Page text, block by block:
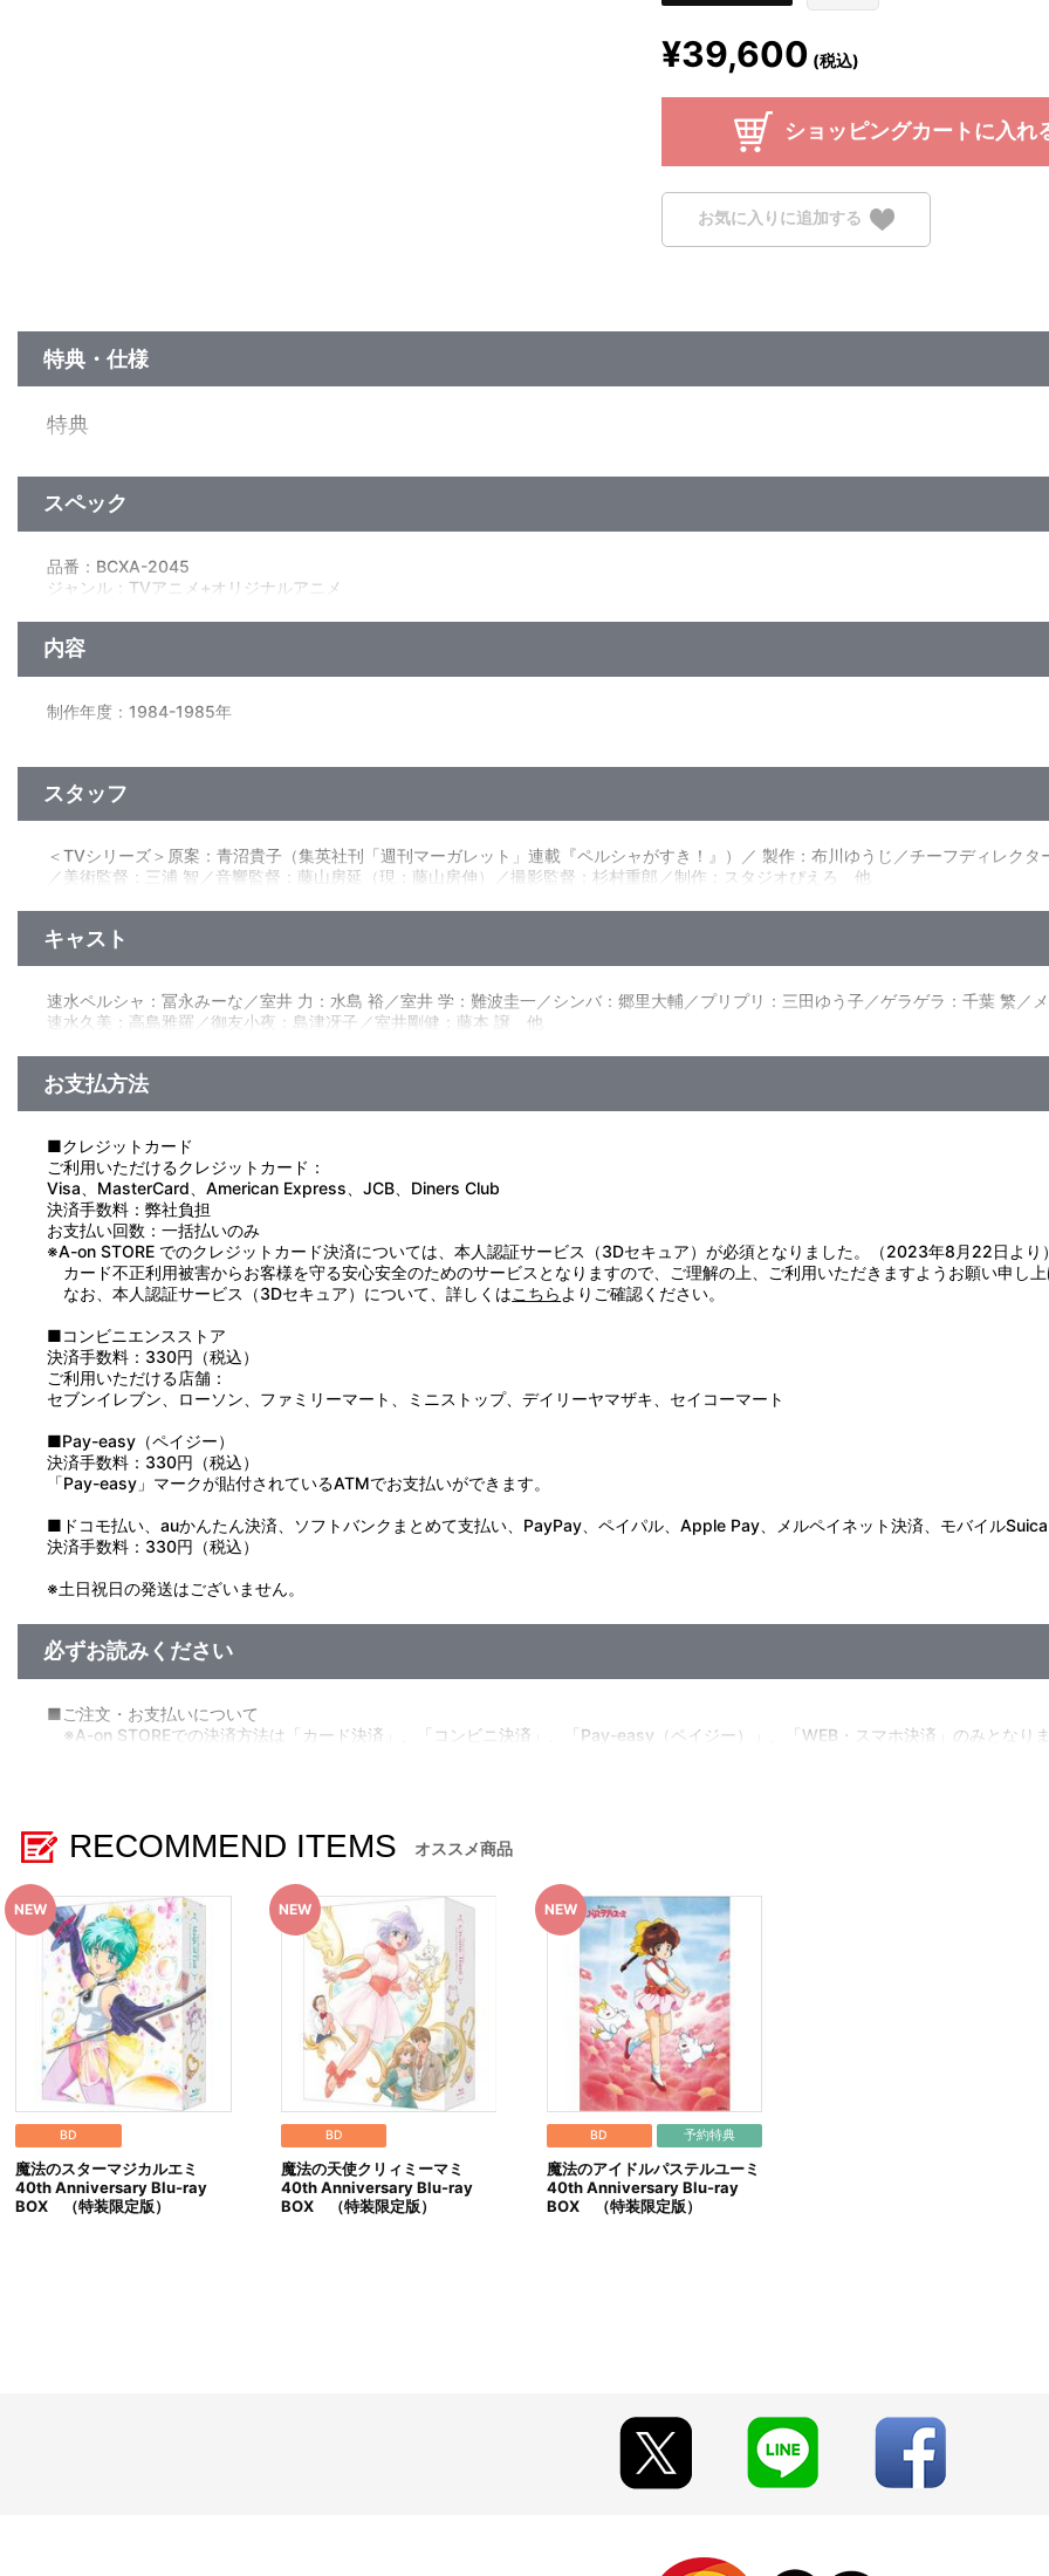
¥39,600 (税込)
ショッピングカートに入れ
お気に入りに追加する
特典・仕様
特典
特典
ノンテロップOP・ED集
「ＥＳＣＡＰＥ！」＜ミュージッククリップ＞
「回転木馬」＜1987年制作 OVA＞
DISC2 第14話「想い出はセピア色に」 出演：冨永みーな、水島 裕、難波圭一
DISC3 第24話「あみかけのセーター」 出演：冨永みーな、水島 裕、島津冴子
DISC6 第45話「涙は春風に乗って」 出演：冨永みーな、水島 裕、難波圭一
第48話（最終話）「ペルシャが好き！」 出演：冨永みーな、水島 裕、難波圭一
他、仕様
キャラクターデザイン：岸 義之描き下ろしイラスト使用くるみBOX＆インナージャケット
スペック
品番：BCXA-2045
ジャンル：TVアニメ+オリジナルアニメ
特典ディスク：リニアPCM（モノラル・一部ステレオ）／AVC／BD25G×1枚／4:3<1080p High Definition>／カラー／確1189分／1巻
内容
制作年度：1984-1985年
第4話「キスは恋のABC」／第5話「必殺！チャンピオン」／第6話「真珠貝のロマンス」
第7話「逃げてきたアイドル」／第8話「大変！学が女の子に」／第9話「初恋猫ニャンニャン」
第13話「炎の町内ランナー」／第14話「想い出はセピア色に」／第15話「対決！モトクロス」
第16話「オモチャじかけの館」／第17話「危険なおるすばん」／第18話「ケンカはやめて！」
第25話「夜八時のサンタさん」／第26話「真冬のライオン祭り」／第27話「変身！また変身!!」
第28話「吸血鬼はバラの香り」／第29話「参観日はキライ！」／第30話「ふしぎの森の白雪姫」
第34話「天使のように美しく」／第35話「激突！フォーカス合戦」／第36話「きらめく氷の上で」
第37話「ざんげ！マリア様」／第38話「疑惑のおじいさん」／第39話「科学博カッパ騒動」
第43話「チューリップの求婚」／第44話「小さな恋人たち」／第45話「涙は春風に乗って」
第46話「行かないで！学と力」／第47話「よみがえった妖精」／第48話（最終話）「ペルシャが好き！」
を救うために必要な愛のエネルギーを集めるよう頼まれるのだった。魔法によって、あらゆる職種のキャリアガールに変身できるよう
ち前のバイタリティとお節介焼きを発揮。失敗を繰り返しながらも、さまざまな出会いを積み重ねていく。
スタッフ
＜TVシリーズ＞原案：青沼貴子（集英社刊「週刊マーガレット」連載『ペルシャがすき！』）／ 製作：布川ゆうじ／チーフディレク
／美術監督：三浦 智／音響監督：藤山房延（現：藤山房伸）／撮影監督：杉村重郎／制作：スタジオぴえろ 他
キャスト
速水ペルシャ：冨永みーな／室井 力：水島 裕／室井 学：難波圭一／シンバ：郷里大輔／プリプリ：三田ゆう子／ゲラゲラ：千葉 繁／
速水久美：高島雅羅／御友小夜：島津冴子／室井剛健：藤本 譲 他
お支払方法
■クレジットカード
ご利用いただけるクレジットカード：
Visa、MasterCard、American Express、JCB、Diners Club
決済手数料：弊社負担
お支払い回数：一括払いのみ
※A-on STORE でのクレジットカード決済については、本人認証サービス（3Dセキュア）が必須となりました。（2023年8月22日より
カード不正利用被害からお客様を守る安心安全のためのサービスとなりますので、ご理解の上、ご利用いただきますようお願い申し
なお、本人認証サービス（3Dセキュア）について、詳しくはこちら よりご確認ください。
■コンビニエンスストア
決済手数料：330円（税込）
ご利用いただける店舗：
セブンイレブン、ローソン、ファミリーマート、ミニストップ、デイリーヤマザキ、セイコーマート
■Pay-easy（ペイジー）
決済手数料：330円（税込）
「Pay-easy」マークが貼付されているATMでお支払いができます。
■ドコモ払い、auかんたん決済、ソフトバンクまとめて支払い、PayPay、ペイパル、Apple Pay、メルペイネット決済、モバイルSuica
決済手数料：330円（税込）
※土日祝日の発送はございません。
必ずお読みください
■ご注文・お支払いについて
※A-on STOREでの決済方法は「カード決済」、「コンビニ決済」、「Pay-easy（ペイジー）」、「WEB・スマホ決済」のみとなり
※決済方法「コンビニ決済」、「Pay-easy（ペイジー）」を選択時は、発売月の初旬以降、メールにてお支払い方法をご案内させて
あらかじめ[@bnfw.co.jp]のドメイン指定受信の設定をお願いいたします。
メールにてご案内させていただきましたお支払期日までに購入・決済手続きが行われなかった場合は、キャンセル扱いとして手続
いかなる理由でも、決済期間の延長は対応できかねます。
なお、発売月上旬以降、以下の手順でもご確認いただけます。
（１）A-on STOREにアクセスし、ログインします。
（２）「マイページ」の「ご注文履歴」を開きます。
（３）対象のご注文番号をクリック。
（４）「配送情報」内「決済方法」の「お支払い手続きはこちら」から確認します。
※決済方法「WEB・スマホ決済」を選択時は、即時決済処理を実施いたします。注文受付後の決済方法変更はできませんので、あら
※お客様都合による決済後のキャンセルはできかねます。
※以下のご注文は、キャンセルさせていただく場合がございます。
（１）転売、再販売または営利目的の恐れがある注文と判断した場合
（２）購入上限のある商品を個人またはグループが繰り返し注文した場合
（３）過去に複数の購入履歴がある個人またはグループが注文した場合
（４）商品の送付先が物流倉庫、転送センターなどの場合
（５）上記以外で不正な注文と判断した場合
■配送について
RECOMMEND ITEMS オススメ商品
BD
魔法のスターマジカルエミ
40th Anniversary Blu-ray
BOX （特装限定版）
BD
魔法の天使クリィミーマミ
40th Anniversary Blu-ray
BOX （特装限定版）
BD 予約特典
魔法のアイドルパステルユーミ
40th Anniversary Blu-ray
BOX （特装限定版）